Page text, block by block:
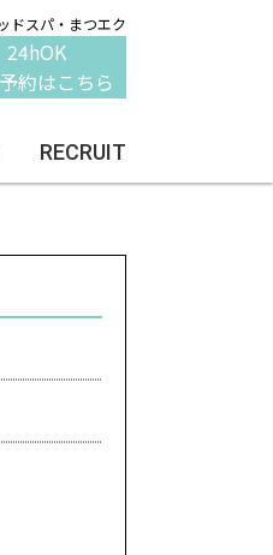
ドスパ・まつエク
24hOK
約はこちら
RECRUIT